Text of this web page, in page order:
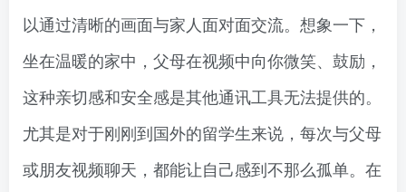
以通过清晰的画面与家人面对面交流。想象一下，
坐在温暖的家中，父母在视频中向你微笑、鼓励，
这种亲切感和安全感是其他通讯工具无法提供的。
尤其是对于刚刚到国外的留学生来说，每次与父母
或朋友视频聊天，都能让自己感到不那么孤单。在